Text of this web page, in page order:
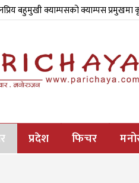
बहुमुखी क्याम्पसको क्याम्पस प्रमुखमा
प्रदेश फिचर